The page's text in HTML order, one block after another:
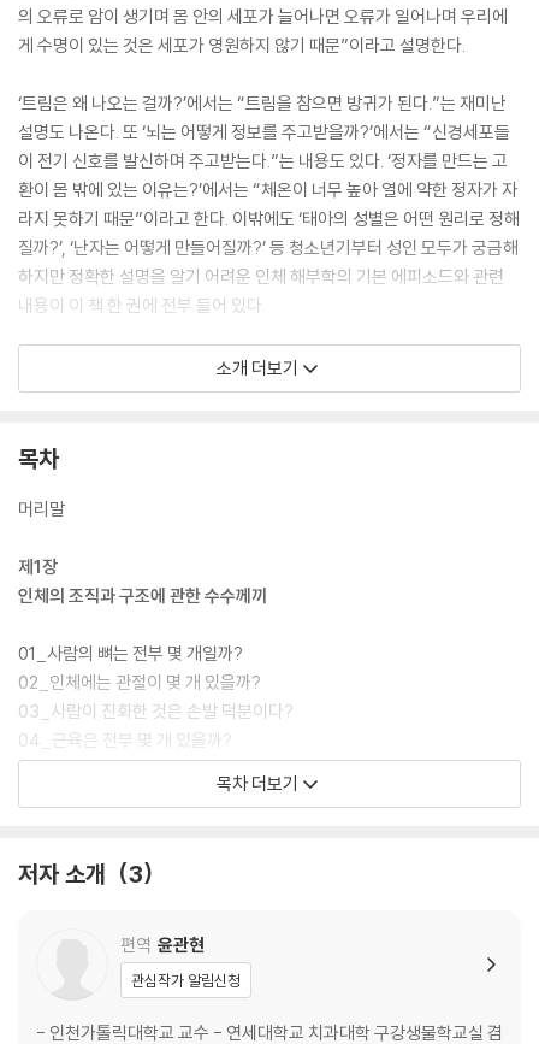
의 오류로 암이 생기며 몸 안의 세포가 늘어나면 오류가 일어나며 우리에
게 수명이 있는 것은 세포가 영원하지 않기 때문”이라고 설명한다.
‘트림은 왜 나오는 걸까?’에서는 “트림을 참으면 방귀가 된다.”는 재미난
설명도 나온다. 또 ‘뇌는 어떻게 정보를 주고받을까?’에서는 “신경세포들
이 전기 신호를 발신하며 주고받는다.”는 내용도 있다. ‘정자를 만드는 고
환이 몸 밖에 있는 이유는?’에서는 “체온이 너무 높아 열에 약한 정자가 자
라지 못하기 때문”이라고 한다. 이밖에도 ‘태아의 성별은 어떤 원리로 정해
질까?’, ‘난자는 어떻게 만들어질까?’ 등 청소년기부터 성인 모두가 궁금해
하지만 정확한 설명을 알기 어려운 인체 해부학의 기본 에피소드와 관련
내용이 이 책 한 권에 전부 들어 있다.
[잠 못들 정도로 재미있는 이야기] 시리즈 특유의 짧지만 알찬 내용의 글
과 직관적으로 내용을 이해할 수 있는 그림으로 인체 관련 내용을 알기 쉽
꼭지로 구성되어 있다. 해부학을 재미있게 이해할 수 있는 인체 속 신비한
소개 더보기
목차
머리말
제1장
인체의 조직과 구조에 관한 수수께끼
01_사람의 뼈는 전부 몇 개일까?
02_인체에는 관절이 몇 개 있을까?
03_사람이 진화한 것은 손발 덕분이다?
04_근육은 전부 몇 개 있을까?
05_스모선수가 어깨 결림이 적은 이유는?
06_사람의 머리카락은 몇 개일까?
09_순간적으로 몸이 적절한 행동을 취하는 이유는 무엇일까?
11_혈관의 길이는 얼마나 될까?
12_림프액은 어떤 역할을 할까?
13_인체는 전부 세포로 되어 있다는데 정말일까?
해부학의 역사 ① | 근대에 새로워진 해부학 연구법
목차 더보기
저자 소개 3
편역 윤관현
관심작가 알림신청
- 인천가톨릭대학교 교수 - 연세대학교 치과대학 구강생물학교실 겸